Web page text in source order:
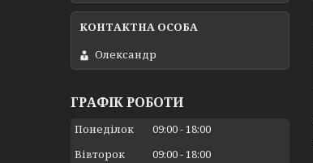
Олександр
ГРАФІК РОБОТИ
Понеділок 09:00 18:00
Вівторок
09:00 18:00